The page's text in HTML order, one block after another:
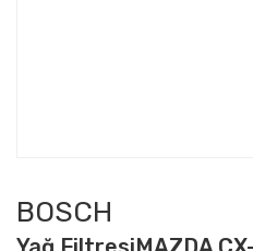
BOSCH